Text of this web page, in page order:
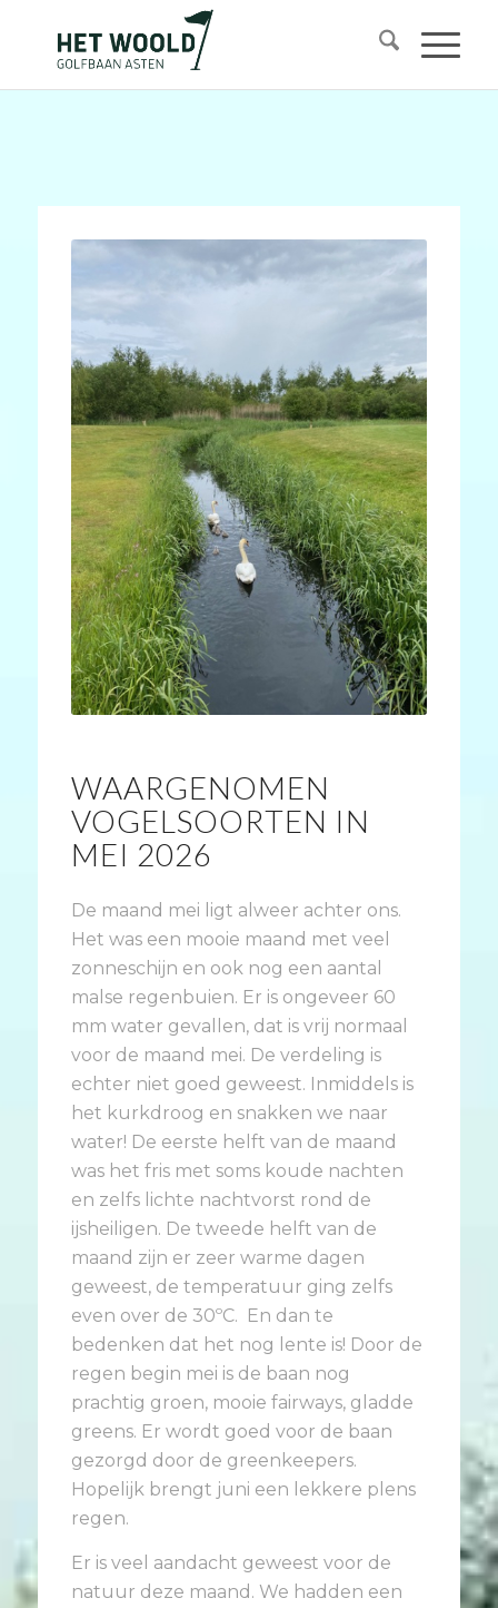
WAARGENOMEN
VOGELSOORTEN IN
MEI 2026
De maand mei ligt alweer achter ons.
Het was een mooie maand met veel
zonneschijn en ook nog een aantal
malse regenbuien. Er is ongeveer 60
mm water gevallen, dat is vrij normaal
voor de maand mei. De verdeling is
echter niet goed geweest. Inmiddels is
het kurkdroog en snakken we naar
water! De eerste helft van de maand
was het fris met soms koude nachten
en zelfs lichte nachtvorst rond de
ijsheiligen. De tweede helft van de
maand zijn er zeer warme dagen
geweest, de temperatuur ging zelfs
even over de 30ºC. En dan te
bedenken dat het nog lente is! Door de
regen begin mei is de baan nog
prachtig groen, mooie fairways, gladde
greens. Er wordt goed voor de baan
gezorgd door de greenkeepers.
Hopelijk brengt juni een lekkere plens
regen.
Er is veel aandacht geweest voor de
natuur deze maand. We hadden een